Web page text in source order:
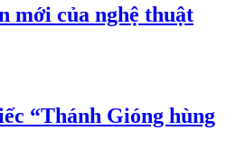
mới của nghệ thuật
“Thánh Gióng hùng